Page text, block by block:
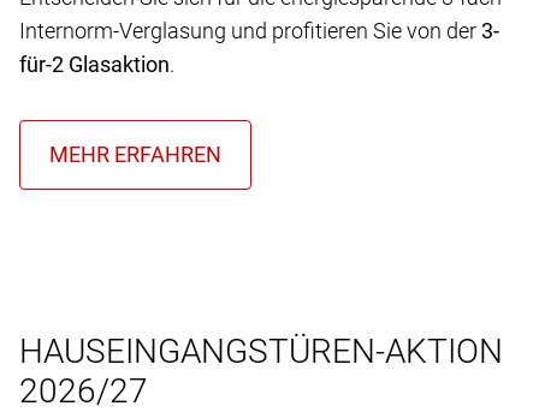
Internorm-Verglasung und profitieren Sie von der 3-
für-2 Glasaktion.
HAUSEINGANGSTÜREN-AKTION
2026/27